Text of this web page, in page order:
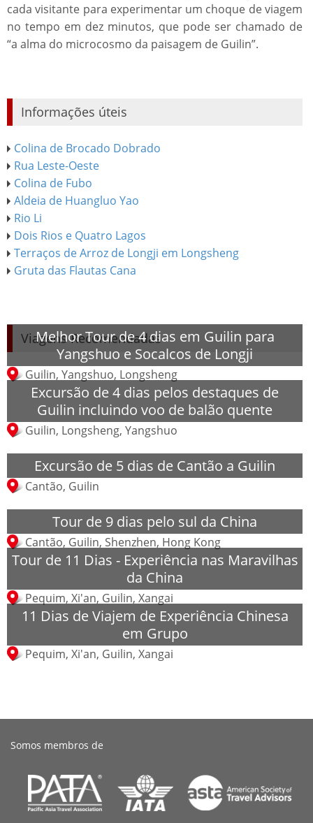
cada visitante para experimentar um choque de viagem
no tempo em dez minutos, que pode ser chamado de
“a alma do microcosmo da paisagem de Guilin”.
Informações úteis
Colina de Brocado Dobrado
Rua Leste-Oeste
Colina de Fubo
Aldeia de Huangluo Yao
Rio Li
Dois Rios e Quatro Lagos
Terraços de Arroz de Longji em Longsheng
Gruta das Flautas Cana
Viagens Recomendadas
Melhor Tour de 4 dias em Guilin para
Yangshuo e Socalcos de Longji
Guilin, Yangshuo, Longsheng
Excursão de 4 dias pelos destaques de
Guilin incluindo voo de balão quente
Guilin, Longsheng, Yangshuo
Excursão de 5 dias de Cantão a Guilin
Cantão, Guilin
Tour de 9 dias pelo sul da China
Cantão, Guilin, Shenzhen, Hong Kong
Tour de 11 Dias - Experiência nas Maravilhas
da China
Pequim, Xi'an, Guilin, Xangai
11 Dias de Viajem de Experiência Chinesa
em Grupo
Pequim, Xi'an, Guilin, Xangai
Somos membros de